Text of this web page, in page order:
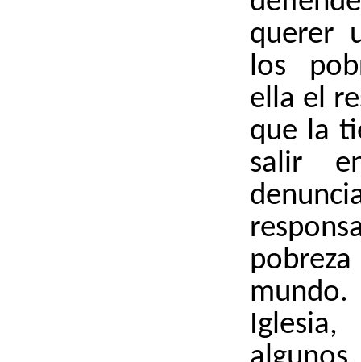
querer
los
ella el
que la
salir